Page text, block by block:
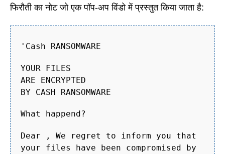
फिरौती का नोट जो एक पॉप-अप विंडो में प्रस्तुत किया जाता है:
'Cash RANSOMWARE
YOUR FILES
ARE ENCRYPTED
BY CASH RANSOMWARE
What happend?
Dear , We regret to inform you that
your files have been compromised by